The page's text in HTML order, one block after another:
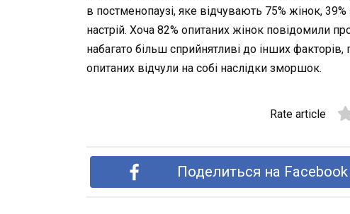
в постменопаузі, яке відчувають 75% жінок,
настрій. Хоча 82% опитаних жінок повідомили
набагато більш сприйнятливі до інших
опитаних відчули на собі наслідки зморшок.
Rate article
Поделиться на Facebook